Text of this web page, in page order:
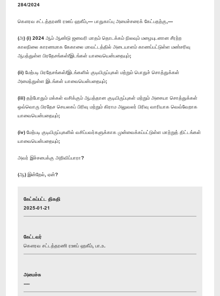
284/2024
கௌரவ சட்டத்தரணி ரஊப் ஹகீம்,— பாதுகாப்பு அமைச்சரைக் கேட்பதற்கு,—
(அ) (i) 2024 ஆம் ஆண்டு ஜனவரி மாதம் தொடக்கம் நிலவும் மழையுடனான சீரற்ற
காலநிலை காரணமாக கேகாலை மாவட்டத்தில் அடையாளம் காணப்பட்டுள்ள மண்சரிவு
ஆபத்துள்ள பிரதேசங்கள்/இடங்கள் யாவையென்பதையும்;
(ii) மேற்படி பிரதேசங்கள்/இடங்களில் குடியிருப்புகள் மற்றும் பொதுச் சொத்துக்கள்
அமைந்துள்ள இடங்கள் யாவையென்பதையும்;
(iii) தற்போதும் மக்கள் வசிக்கும் ஆபத்தான குடியிருப்புகள் மற்றும் அசையா சொத்துக்கள்
ஒவ்வொரு பிரதேச செயலகப் பிரிவு மற்றும் கிராம அலுவலர் பிரிவு வாரியாக வெவ்வேறாக
யாவையென்பதையும்;
(iv) மேற்படி குடியிருப்புகளில் வசிப்பவர்களுக்காக முன்வைக்கப்பட்டுள்ள மாற்றுத் திட்டங்கள்
யாவையென்பதையும்;
அவர் இச்சபைக்கு அறிவிப்பாரா?
(ஆ) இன்றேல், ஏன்?
கேட்கப்பட்ட திகதி
2025-01-21
கேட்டவர்
கௌரவ சட்டத்தரணி ரஊப் ஹகீம், பா.உ.
அமைச்சு
----